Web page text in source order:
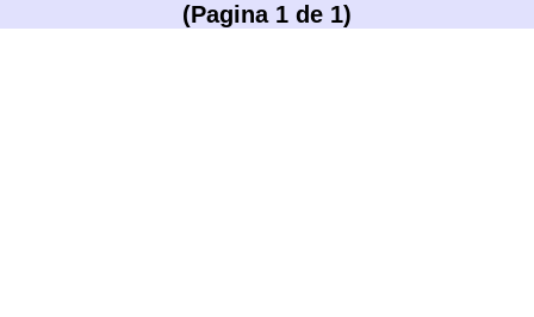
(Pagina 1 de 1)